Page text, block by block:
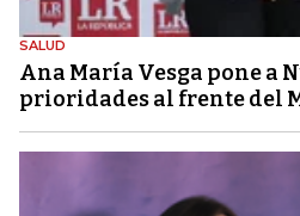
SALUD
Ana María Vesga pone a
prioridades al frente del